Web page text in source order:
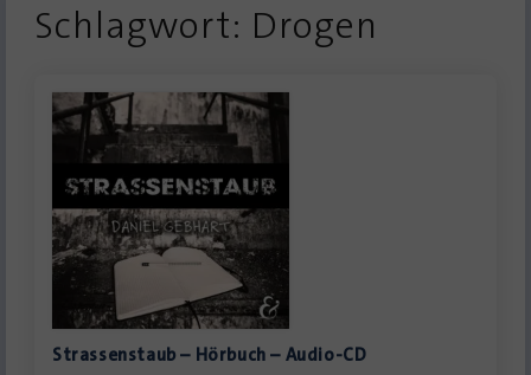
Schlagwort: Drogen
Strassenstaub – Hörbuch – Audio-CD